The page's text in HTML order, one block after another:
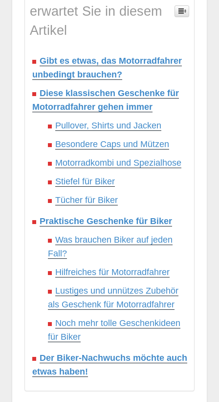
erwartet Sie in diesem
Artikel
Gibt es etwas, das Motorradfahrer
unbedingt brauchen?
Diese klassischen Geschenke für
Motorradfahrer gehen immer
Pullover, Shirts und Jacken
Besondere Caps und Mützen
Motorradkombi und Spezialhose
Stiefel für Biker
Tücher für Biker
Praktische Geschenke für Biker
Was brauchen Biker auf jeden
Fall?
Hilfreiches für Motorradfahrer
Lustiges und unnützes Zubehör
als Geschenk für Motorradfahrer
Noch mehr tolle Geschenkideen
für Biker
Der Biker-Nachwuchs möchte auch
etwas haben!